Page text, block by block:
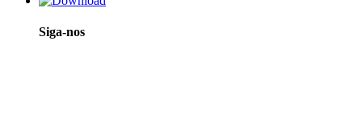
Siga-nos